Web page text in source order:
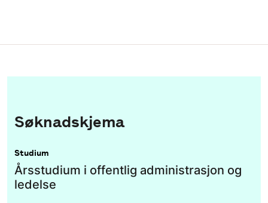
Søknadskjema
Studium
Årsstudium i offentlig administrasjon og
ledelse